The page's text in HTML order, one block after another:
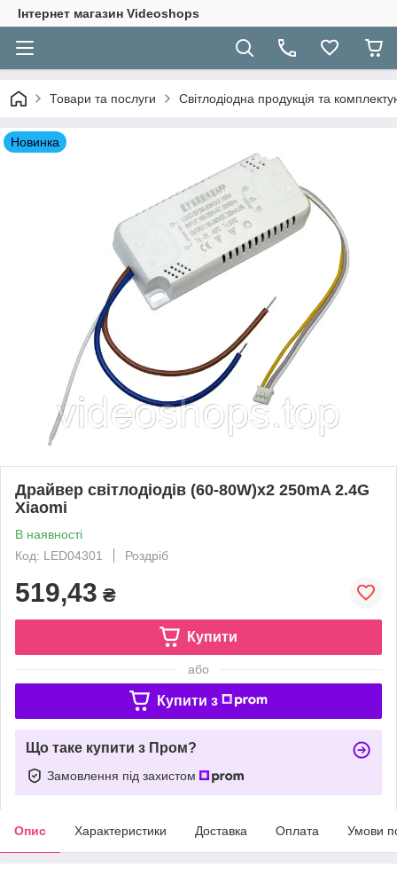
Інтернет магазин Videoshops
Товари та послуги Світлодіодна продукція та
Новинка
Драйвер світлодіодів (60-80W)x2 250mA 2.4G
Xiaomi
В наявності
Код: LED04301
Роздріб
519,43 ₴
Купити
або
Купити з
Що таке купити з Пром?
Замовлення під захистом
Опис Характеристики Доставка Оплата Умови